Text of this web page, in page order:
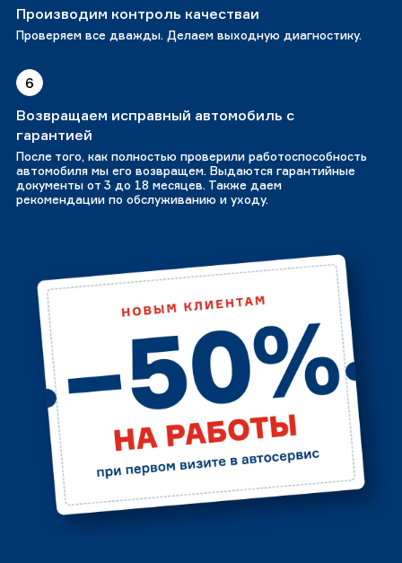
Производим контроль качестваи
Проверяем все дважды. Делаем выходную диагностику.
6
Возвращаем исправный автомобиль с
гарантией
После того, как полностью проверили работоспособность
автомобиля мы его возвращем. Выдаются гарантийные
документы от 3 до 18 месяцев. Также даем
рекомендации по обслуживанию и уходу.